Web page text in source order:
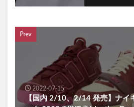
Prev
2022-07-15
【国内 2/10、2/14 発売】ナイ